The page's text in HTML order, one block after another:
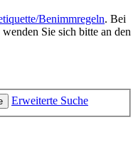
Benimmregeln. Bei
Sie sich bitte an den
Erweiterte Suche